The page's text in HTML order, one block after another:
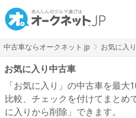
中古車ならオークネット.jp お気に入
お気に入り中古車
「お気に入り」の中古車を最
比較、チェックを付けてまとめ
に入りから削除」できます。